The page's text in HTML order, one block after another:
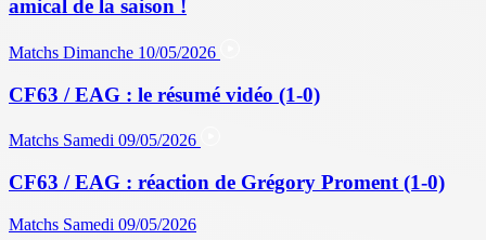
amical de la saison !
Matchs Dimanche 10/05/2026
CF63 / EAG : le résumé vidéo (1-0)
Matchs Samedi 09/05/2026
CF63 / EAG : réaction de Grégory Proment (1-0)
Matchs Samedi 09/05/2026